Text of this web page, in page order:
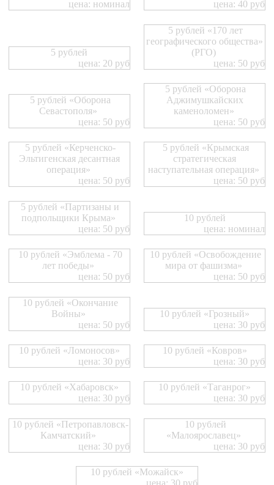
цена: номинал
цена: 40 руб
5 рублей
цена: 20 руб
5 рублей «170 лет
географического общества»
(РГО)
цена: 50 руб
5 рублей «Оборона
Севастополя»
цена: 50 руб
5 рублей «Оборона
Аджимушкайских
каменоломен»
цена: 50 руб
5 рублей «Керченско-
Эльтигенская десантная
операция»
цена: 50 руб
5 рублей «Крымская
стратегическая
наступательная операция»
цена: 50 руб
5 рублей «Партизаны и
подпольщики Крыма»
цена: 50 руб
10 рублей
цена: номинал
10 рублей «Эмблема - 70
лет победы»
цена: 50 руб
10 рублей «Освобождение
мира от фашизма»
цена: 50 руб
10 рублей «Окончание
Войны»
цена: 50 руб
10 рублей «Грозный»
цена: 30 руб
10 рублей «Ломоносов»
цена: 30 руб
10 рублей «Ковров»
цена: 30 руб
10 рублей «Хабаровск»
цена: 30 руб
10 рублей «Таганрог»
цена: 30 руб
10 рублей «Петропавловск-
Камчатский»
цена: 30 руб
10 рублей
«Малоярославец»
цена: 30 руб
10 рублей «Можайск»
цена: 30 руб